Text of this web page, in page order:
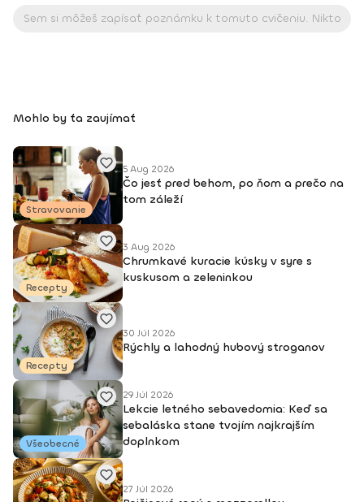
• Kondičný tréner 1. kv. stupňa • Certifikovaná lektorka
Mohlo by ťa zaujímať
Stravovanie
5 Aug 2026
Čo jesť pred behom, po ňom a prečo na
tom záleží
Recepty
3 Aug 2026
Chrumkavé kuracie kúsky v syre s
kuskusom a zeleninkou
Recepty
30 Júl 2026
Rýchly a lahodný hubový stroganov
Všeobecné
29 Júl 2026
Lekcie letného sebavedomia: Keď sa
sebaláska stane tvojím najkrajším
doplnkom
27 Júl 2026